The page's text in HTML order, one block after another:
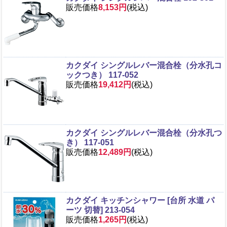
販売価格8,153円 (税込)
カクダイ シングルレバー混合栓（分水孔コ
ックつき） 117-052
販売価格19,412円 (税込)
カクダイ シングルレバー混合栓（分水孔つ
き） 117-051
販売価格12,489円 (税込)
カクダイ キッチンシャワー [台所 水道 パ
ーツ 切替] 213-054
販売価格1,265円 (税込)